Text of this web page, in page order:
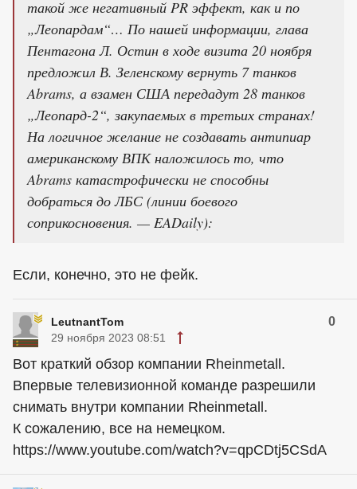
такой же негативный PR эффект, как и по
„Леопардам“… По нашей информации, глава
Пентагона Л. Остин в ходе визита 20 ноября
предложил В. Зеленскому вернуть 7 танков
Abrams, а взамен США передадут 28 танков
„Леопард-2“, закупаемых в третьих странах!
На логичное желание не создавать антипиар
американскому ВПК наложилось то, что
Abrams катастрофически не способны
добраться до ЛБС (линии боевого
соприкосновения. — EADaily):
Если, конечно, это не фейк.
LeutnantTom 0
29 ноября 2023 08:51
Вот краткий обзор компании Rheinmetall.
Впервые телевизионной команде разрешили
снимать внутри компании Rheinmetall.
К сожалению, все на немецком.
https://www.youtube.com/watch?v=qpCDtj5CSdA